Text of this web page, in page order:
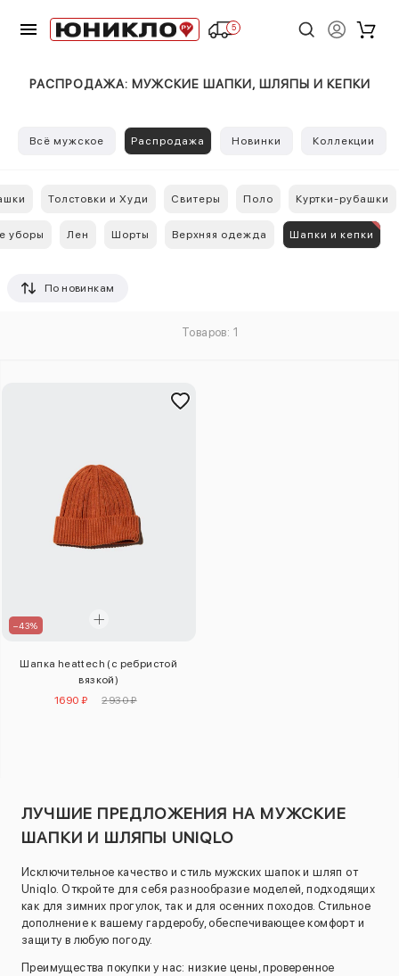
5
РАСПРОДАЖА: МУЖСКИЕ ШАПКИ, ШЛЯПЫ И КЕПКИ
Всё мужское Распродажа Новинки Коллекции
Толстовки и Худи Свитеры Поло Куртки-рубашки
уборы Лен Шорты Верхняя одежда Шапки и кепки
По новинкам
Товаров: 1
–43%
Шапка heattech (с ребристой
вязкой)
1690 ₽
2930 ₽
ЛУЧШИЕ ПРЕДЛОЖЕНИЯ НА МУЖСКИЕ
ШАПКИ И ШЛЯПЫ UNIQLO
Исключительное качество и стиль мужских шапок и шляп от
Uniqlo. Откройте для себя разнообразие моделей, подходящих
как для зимних прогулок, так и для осенних походов. Стильное
дополнение к вашему гардеробу, обеспечивающее комфорт и
защиту в любую погоду.
Преимущества покупки у нас: низкие цены, проверенное